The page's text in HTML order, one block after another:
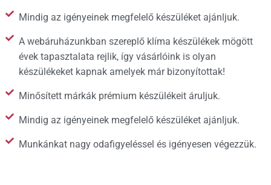
Mindig az igényeinek megfelelő készüléket ajánljuk.
A webáruházunkban szereplő klíma készülékek mögött
évek tapasztalata rejlik, így vásárlóink is olyan
készülékeket kapnak amelyek már bizonyítottak!
Minősített márkák prémium készülékeit áruljuk.
Mindig az igényeinek megfelelő készüléket ajánljuk.
Munkánkat nagy odafigyeléssel és igényesen végezzük.